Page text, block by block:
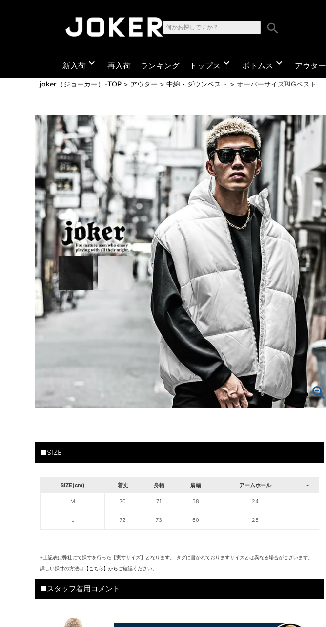
search
新入荷 expand_more 再入荷 ランキング トップス expand_more ボトムス expand_more アウター
joker（ジョーカー）-TOP アウター 中綿・ダウンベスト オーバーサイズBIGベスト
■SIZE
SIZE(cm) 着丈 身幅 肩幅 アームホール -
M 70 71 58 24
L 72 73 60 25
※上記表は弊社にて採寸を行った【実寸サイズ】となります。 タグに書かれておりますサイズとは異なる場合がございます。
詳しい採寸の方法は 【こちら】から ご確認ください。
■スタッフ着用コメント